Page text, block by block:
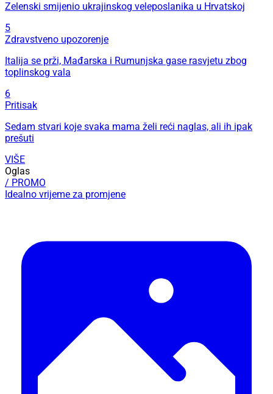
Zelenski smijenio ukrajinskog veleposlanika u Hrvatskoj
5
Zdravstveno upozorenje
Italija se prži, Mađarska i Rumunjska gase rasvjetu zbog
toplinskog vala
6
Pritisak
Sedam stvari koje svaka mama želi reći naglas, ali ih ipak
prešuti
VIŠE
Oglas
/ PROMO
Idealno vrijeme za promjene